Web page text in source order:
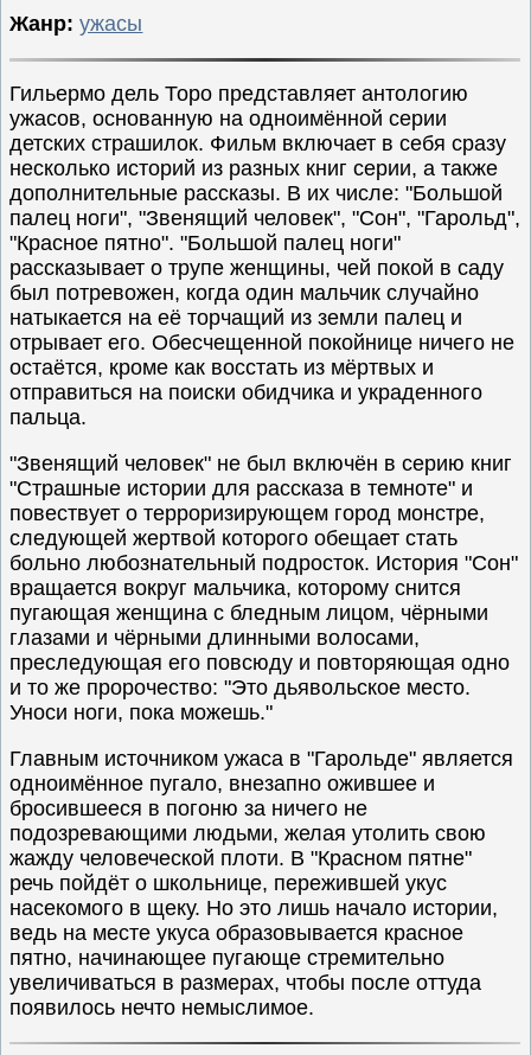
Жанр: ужасы
Гильермо дель Торо представляет антологию
ужасов, основанную на одноимённой серии
детских страшилок. Фильм включает в себя сразу
несколько историй из разных книг серии, а также
дополнительные рассказы. В их числе: "Большой
палец ноги", "Звенящий человек", "Сон", "Гарольд",
"Красное пятно". "Большой палец ноги"
рассказывает о трупе женщины, чей покой в саду
был потревожен, когда один мальчик случайно
натыкается на её торчащий из земли палец и
отрывает его. Обесчещенной покойнице ничего не
остаётся, кроме как восстать из мёртвых и
отправиться на поиски обидчика и украденного
пальца.
"Звенящий человек" не был включён в серию книг
"Страшные истории для рассказа в темноте" и
повествует о терроризирующем город монстре,
следующей жертвой которого обещает стать
больно любознательный подросток. История "Сон"
вращается вокруг мальчика, которому снится
пугающая женщина с бледным лицом, чёрными
глазами и чёрными длинными волосами,
преследующая его повсюду и повторяющая одно
и то же пророчество: "Это дьявольское место.
Уноси ноги, пока можешь."
Главным источником ужаса в "Гарольде" является
одноимённое пугало, внезапно ожившее и
бросившееся в погоню за ничего не
подозревающими людьми, желая утолить свою
жажду человеческой плоти. В "Красном пятне"
речь пойдёт о школьнице, пережившей укус
насекомого в щеку. Но это лишь начало истории,
ведь на месте укуса образовывается красное
пятно, начинающее пугающе стремительно
увеличиваться в размерах, чтобы после оттуда
появилось нечто немыслимое.